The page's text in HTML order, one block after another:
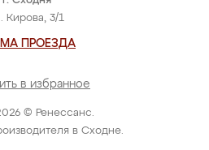
© Ренессанс.
в Сходне.
Кирова, 3/1
ПРОЕЗДА
в избранное